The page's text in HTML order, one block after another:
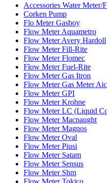
Accessories Water Meter/
Corken Pump
Flo Meter Gasboy
Flow Meter Aquametro
Flow Meter Avery Hardoll
Flow Meter Fill-Rite
Flow Meter Flomec
Flow Meter Fuel-Rite
Flow Meter Gas Itron
Flow Meter Gas Meter
Flow Meter GPI
Flow Meter Krohne
Flow Meter LC (Liquid
Flow Meter Macnaught
Flow Meter Magnos
Flow Meter Oval
Flow Meter Piusi
Flow Meter Satam
Flow Meter Sensus
Flow Meter Shm
Flow Meter Tokico